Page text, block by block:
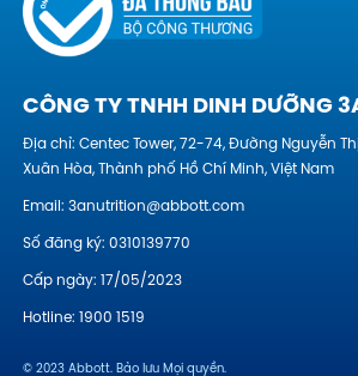
CÔNG TY TNHH DINH DƯỠNG
Địa chỉ: Centec Tower, 72-74, Đường Nguyễn
Xuân Hòa, Thành phố Hồ Chí Minh, Việt Nam
Email: 3anutrition@abbott.com
Số đăng ký: 0310139770
Cấp ngày: 17/05/2023
Hotline: 1900 1519
© 2023 Abbott. Bảo lưu Mọi quyền.